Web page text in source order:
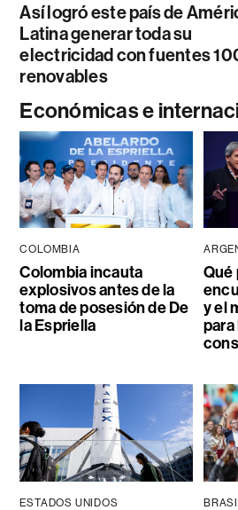
Así logró este país de
Latina generar toda su
electricidad con fuentes
renovables
Económicas e
COLOMBIA
Colombia incauta
explosivos antes de la
toma de posesión de De
la Espriella
Qué
y el
para
ESTADOS UNIDOS